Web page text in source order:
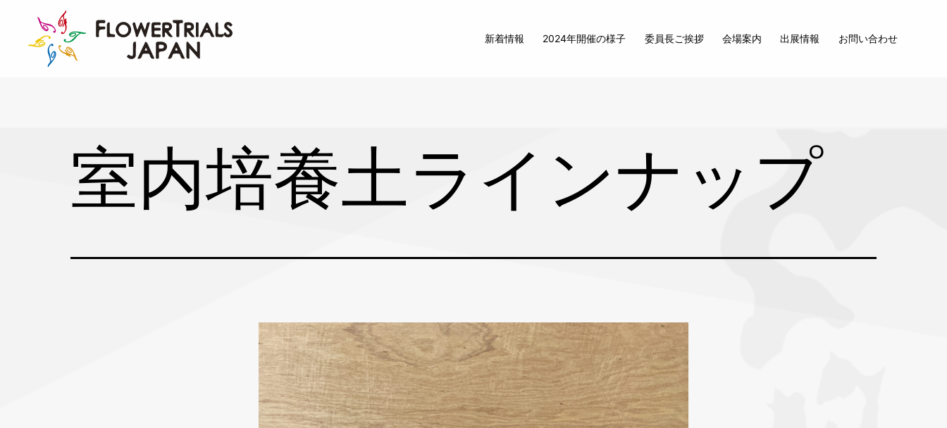
content
新着情報 2024年開催の様子 委員長ご挨拶 会場案内 出展情報 お問い合わせ
室内培養土ラインナップ